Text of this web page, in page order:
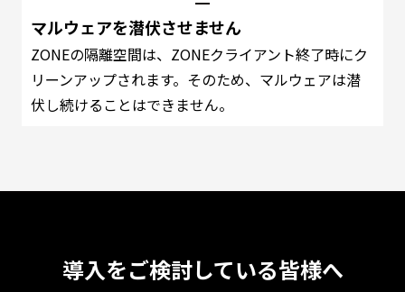
マルウェアを潜伏させません
ZONEの隔離空間は、ZONEクライアント終了時にク
リーンアップされます。そのため、マルウェアは潜
伏し続けることはできません。
導入をご検討している皆様へ